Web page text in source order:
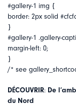
#gallery-1 img {
border: 2px solid
}
#gallery-1 .gallery-
margin-left: 0;
}
/* see
DÉCOUVRIR: De
du Nord